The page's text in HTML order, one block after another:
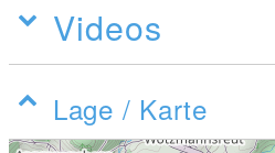
Videos
Lage / Karte